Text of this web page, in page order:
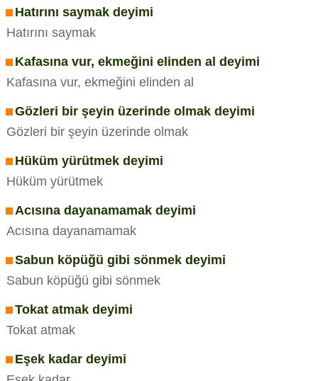
Hatırını saymak deyimi
Hatırını saymak
Kafasına vur, ekmeğini elinden al deyimi
Kafasına vur, ekmeğini elinden al
Gözleri bir şeyin üzerinde olmak deyimi
Gözleri bir şeyin üzerinde olmak
Hüküm yürütmek deyimi
Hüküm yürütmek
Acısına dayanamamak deyimi
Acısına dayanamamak
Sabun köpüğü gibi sönmek deyimi
Sabun köpüğü gibi sönmek
Tokat atmak deyimi
Tokat atmak
Eşek kadar deyimi